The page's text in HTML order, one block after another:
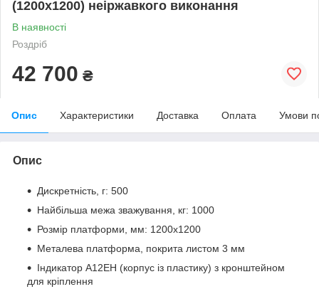
(1200х1200) неіржавкого виконання
В наявності
Роздріб
42 700 ₴
Опис Характеристики Доставка Оплата Умови
Опис
Дискретність, г: 500
Найбільша межа зважування, кг: 1000
Розмір платформи, мм: 1200х1200
Металева платформа, покрита листом 3 мм
Індикатор A12ЕН (корпус із пластику) з кронштейном
для кріплення